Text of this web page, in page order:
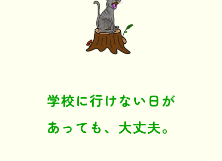
学校に行けない日が
あっても、大丈夫。